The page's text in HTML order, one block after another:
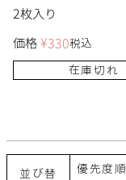
2枚入り
価格 ¥330税込
在庫切れ
並び替
優先度順